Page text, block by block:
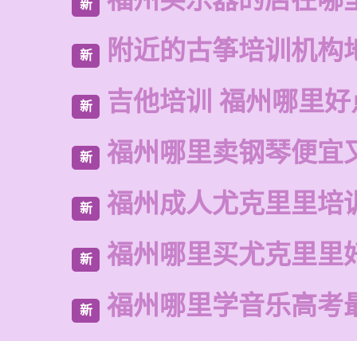
新
新 附近的古筝培训机构
新 吉他培训 福州哪里好
新 福州哪里卖钢琴便宜
新 福州成人尤克里里培
新 福州哪里买尤克里里
新 福州哪里学音乐高考